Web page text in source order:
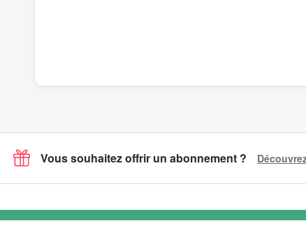
Vous souhaitez offrir un abonnement ?